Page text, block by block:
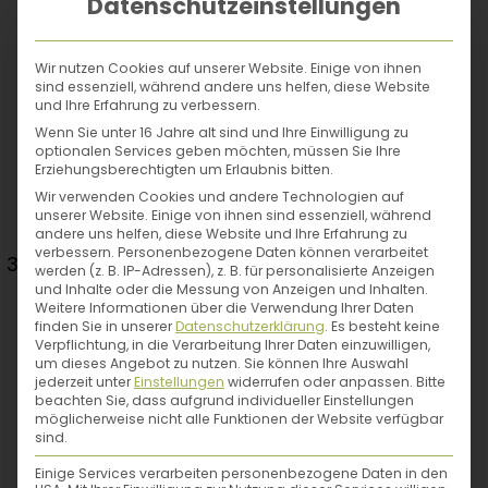
Autarkie-Tipp:Sonnenblumenöl,
Olivenöl, Wollwachs, Bienenwachs und
Hydrolat – mit diesen 5 Zutaten kannst du
im Handumdrehen eineCreme selber
machen!
Lust, etwas (an) zu bauen?
Mit jedem neuen Projekt (egal, wie groß)
lernst du dazu, gewinnst Vertrauen in
dich und deine Fähigkeitenund kannst dir
beim nächsten Mal schon etwas Größeres
zutrauen. Mit den eigenen Händen etwas
entstehen zu lassen, ist nicht nur eine
Wir nutzen Cookies auf unserer Website. Einige von ihnen
sind essenziell, während andere uns helfen, diese Website
und Ihre Erfahrung zu verbessern.
Wenn Sie unter 16 Jahre alt sind und Ihre Einwilligung zu
optionalen Services geben möchten, müssen Sie Ihre
Erziehungsberechtigten um Erlaubnis bitten.
Wir verwenden Cookies und andere Technologien auf
unserer Website. Einige von ihnen sind essenziell, während
andere uns helfen, diese Website und Ihre Erfahrung zu
verbessern. Personenbezogene Daten können verarbeitet
werden (z. B. IP-Adressen), z. B. für personalisierte Anzeigen
und Inhalte oder die Messung von Anzeigen und Inhalten.
Weitere Informationen über die Verwendung Ihrer Daten
finden Sie in unsererDatenschutzerklärung. Es besteht keine
Verpflichtung, in die Verarbeitung Ihrer Daten einzuwilligen,
um dieses Angebot zu nutzen. Sie können Ihre Auswahl
jederzeit unterEinstellungen widerrufen oder anpassen. Bitte
beachten Sie, dass aufgrund individueller Einstellungen
möglicherweise nicht alle Funktionen der Website verfügbar
sind.
Einige Services verarbeiten personenbezogene Daten in den